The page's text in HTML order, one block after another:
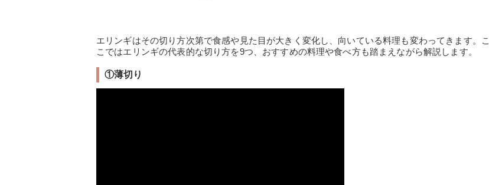
エリンギはその切り方次第で食感や見た目が大きく変化し、向いている料理も変わってきます。こ
こではエリンギの代表的な切り方を9つ、おすすめの料理や食べ方も踏まえながら解説します。
①薄切り